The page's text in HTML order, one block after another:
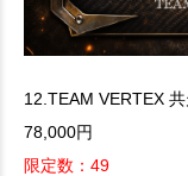
12.TEAM VERTEX
78,000円
限定数：49